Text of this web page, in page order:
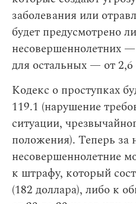
заболевания или
будет предусмотрено
несовершеннолетних —
для остальных — от 2,6
Кодекс о проступках
119.1 (нарушение
ситуации,
положения). Теперь
несовершеннолетние
к штрафу, который
(182 доллара), либо к